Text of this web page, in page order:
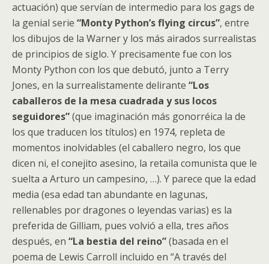
actuación) que servían de intermedio para los gags de
la genial serie “Monty Python’s flying circus”, entre
los dibujos de la Warner y los más airados surrealistas
de principios de siglo. Y precisamente fue con los
Monty Python con los que debutó, junto a Terry
Jones, en la surrealistamente delirante “Los
caballeros de la mesa cuadrada y sus locos
seguidores”(que imaginación más gonorréica la de
los que traducen los títulos) en 1974, repleta de
momentos inolvidables (el caballero negro, los que
dicen ni, el conejito asesino, la retaila comunista que le
suelta a Arturo un campesino, …). Y parece que la edad
media (esa edad tan abundante en lagunas,
rellenables por dragones o leyendas varias) es la
preferida de Gilliam, pues volvió a ella, tres años
después, en “La bestia del reino”(basada en el
poema de Lewis Carroll incluido en “A través del